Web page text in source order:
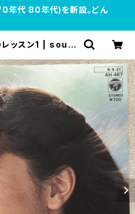
代 80年代)を新設。どん
ッスン1 | soul r